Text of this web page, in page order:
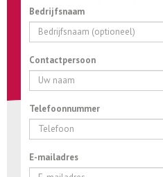
Bedrijfsnaam
Contactpersoon
Telefoonnummer
E-mailadres